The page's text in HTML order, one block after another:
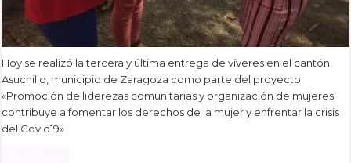
Hoy se realizó la tercera y última entrega de víveres en el cantón
Asuchillo, municipio de Zaragoza como parte del proyecto
«Promoción de liderezas comunitarias y organización de mujeres
contribuye a fomentar los derechos de la mujer y enfrentar la crisis
del Covid19»